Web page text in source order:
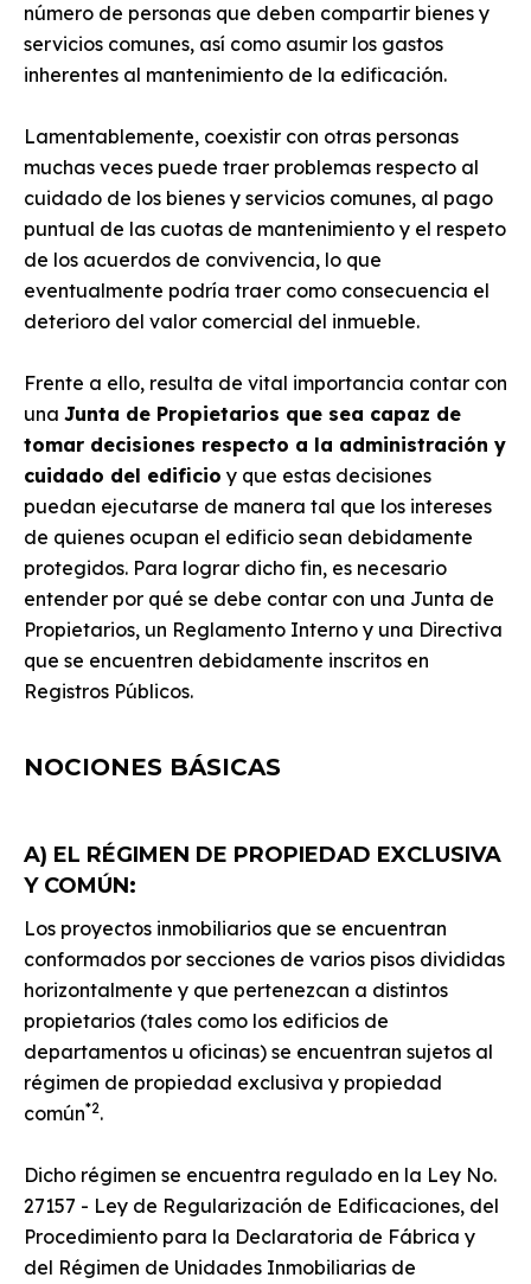
número de personas que deben compartir bienes y
servicios comunes, así como asumir los gastos
inherentes al mantenimiento de la edificación.
Lamentablemente, coexistir con otras personas
muchas veces puede traer problemas respecto al
cuidado de los bienes y servicios comunes, al pago
puntual de las cuotas de mantenimiento y el respeto
de los acuerdos de convivencia, lo que
eventualmente podría traer como consecuencia el
deterioro del valor comercial del inmueble.
Frente a ello, resulta de vital importancia contar con
una Junta de Propietarios que sea capaz de
tomar decisiones respecto a la administración y
cuidado del edificio y que estas decisiones
puedan ejecutarse de manera tal que los intereses
de quienes ocupan el edificio sean debidamente
protegidos. Para lograr dicho fin, es necesario
entender por qué se debe contar con una Junta de
Propietarios, un Reglamento Interno y una Directiva
que se encuentren debidamente inscritos en
Registros Públicos.
NOCIONES BÁSICAS
A) EL RÉGIMEN DE PROPIEDAD EXCLUSIVA
Y COMÚN:
Los proyectos inmobiliarios que se encuentran
conformados por secciones de varios pisos divididas
horizontalmente y que pertenezcan a distintos
propietarios (tales como los edificios de
departamentos u oficinas) se encuentran sujetos al
régimen de propiedad exclusiva y propiedad
común*2.
Dicho régimen se encuentra regulado en la Ley No.
27157 - Ley de Regularización de Edificaciones, del
Procedimiento para la Declaratoria de Fábrica y
del Régimen de Unidades Inmobiliarias de